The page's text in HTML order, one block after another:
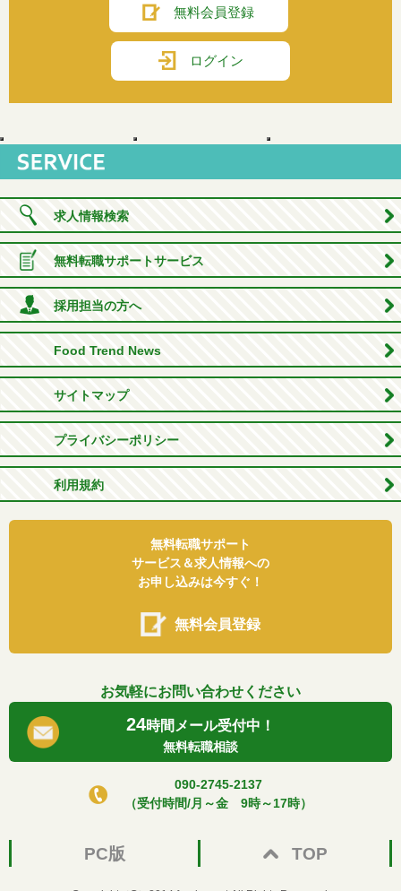
無料会員登録
ログイン
求人情報検索
無料転職サポートサービス
採用担当の方へ
Food Trend News
サイトマップ
プライバシーポリシー
利用規約
無料転職サポート
サービス＆求人情報への
お申し込みは今すぐ！
無料会員登録
お気軽にお問い合わせください
24時間メール受付中！
無料転職相談
090-2745-2137
（受付時間/月～金 9時～17時）
PC版 TOP